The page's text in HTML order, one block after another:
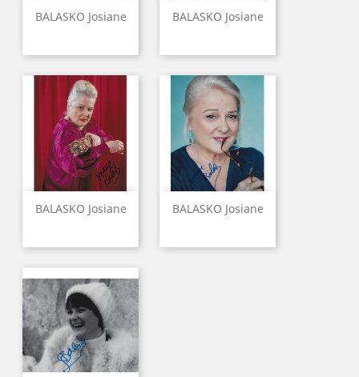
BALASKO Josiane BALASKO Josiane
BALASKO Josiane BALASKO Josiane